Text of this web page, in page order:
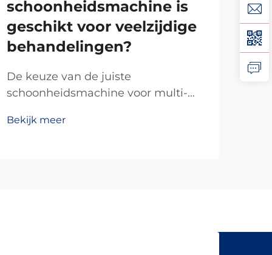
schoonheidsmachine is
geschikt voor veelzijdige
behandelingen?
De keuze van de juiste
schoonheidsmachine voor multi-
zorgvuldige afweging van
Bekijk meer
Het